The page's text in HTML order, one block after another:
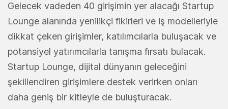
Gelecek vadeden 40 girişimin yer alacağı Startup
Lounge alanında yenilikçi fikirleri ve iş modelleriyle
dikkat çeken girişimler, katılımcılarla buluşacak ve
potansiyel yatırımcılarla tanışma fırsatı bulacak.
Startup Lounge, dijital dünyanın geleceğini
şekillendiren girişimlere destek verirken onları
daha geniş bir kitleyle de buluşturacak.